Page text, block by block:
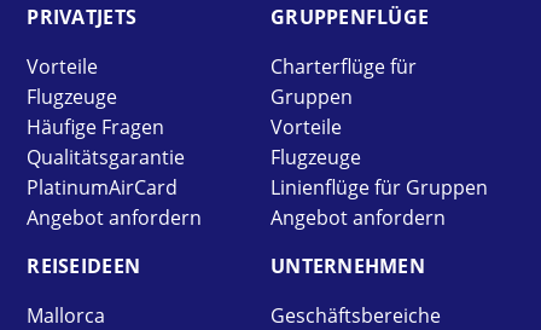
PRIVAT­JETS
Vorteile
Flugzeuge
Häufige Fragen
Qualitätsgarantie
PlatinumAirCard
Angebot anfordern
GRUPPEN­FLÜGE
Charterflüge für
Gruppen
Vorteile
Flugzeuge
Linienflüge für Gruppen
Angebot anfordern
REISE­IDEEN
Mallorca
UNTER­NEHMEN
Geschäftsbereiche